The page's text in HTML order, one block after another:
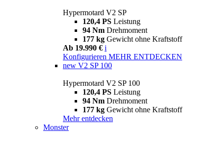
Hypermotard V2 SP
120,4 PS Leistung
94 Nm Drehmoment
177 kg Gewicht ohne Kraftstoff
Ab 19.990 € i
Konfigurieren MEHR ENTDECKEN
new V2 SP 100
Hypermotard V2 SP 100
120,4 PS Leistung
94 Nm Drehmoment
177 kg Gewicht ohne Kraftstoff
Mehr entdecken
Monster